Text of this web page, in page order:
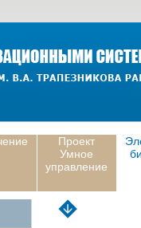
Проект
Умное
управление